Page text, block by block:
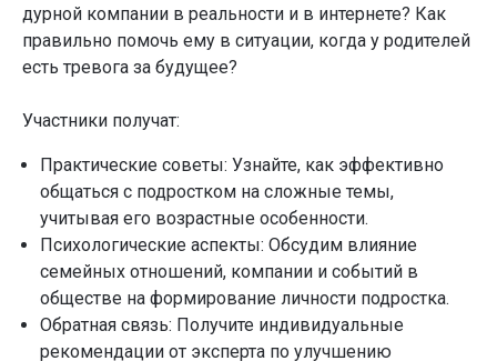
дурной компании в реальности и в интернете? Как
правильно помочь ему в ситуации, когда у родителей
есть тревога за будущее?
Участники получат:
Практические советы: Узнайте, как эффективно
общаться с подростком на сложные темы,
учитывая его возрастные особенности.
Психологические аспекты: Обсудим влияние
семейных отношений, компании и событий в
обществе на формирование личности подростка.
Обратная связь: Получите индивидуальные
рекомендации от эксперта по улучшению